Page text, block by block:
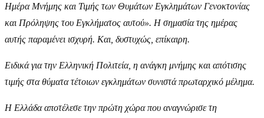
Ημέρα Μνήμης και Τιμής των Θυμάτων Εγκλημάτων Γενοκτονίας
και Πρόληψης του Εγκλήματος αυτού». Η σημασία της ημέρας
αυτής παραμένει ισχυρή. Και, δυστυχώς, επίκαιρη.
Ειδικά για την Ελληνική Πολιτεία, η ανάγκη μνήμης και απότισης
τιμής στα θύματα τέτοιων εγκλημάτων συνιστά πρωταρχικό μέλημα.
H Ελλάδα αποτέλεσε την πρώτη χώρα που αναγνώρισε τη